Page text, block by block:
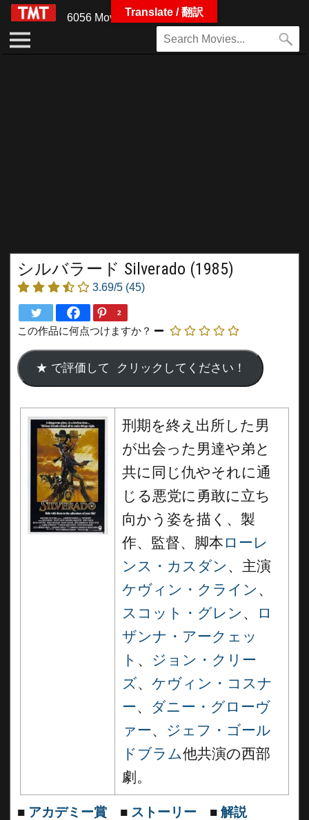
6056 Movies
シルバラード Silverado (1985)
3.69/5 (45)
2
この作品に何点つけますか？
刑期を終え出所した男
が出会った男達や弟と
共に同じ仇やそれに通
じる悪党に勇敢に立ち
向かう姿を描く、製
作、監督、脚本 ローレ
ンス・カスダン 、主演
ケヴィン・クライン 、
スコット・グレン 、
ロ
ザンナ・アークェッ
ト 、 ジョン・クリー
ズ、 ケヴィン・コスナ
ー、 ダニー・グローヴ
ァー、 ジェフ・ゴール
ドブラム他共演の西部
劇。
■ アカデミー賞 ■ ストーリー ■ 解説
Translate / 翻訳